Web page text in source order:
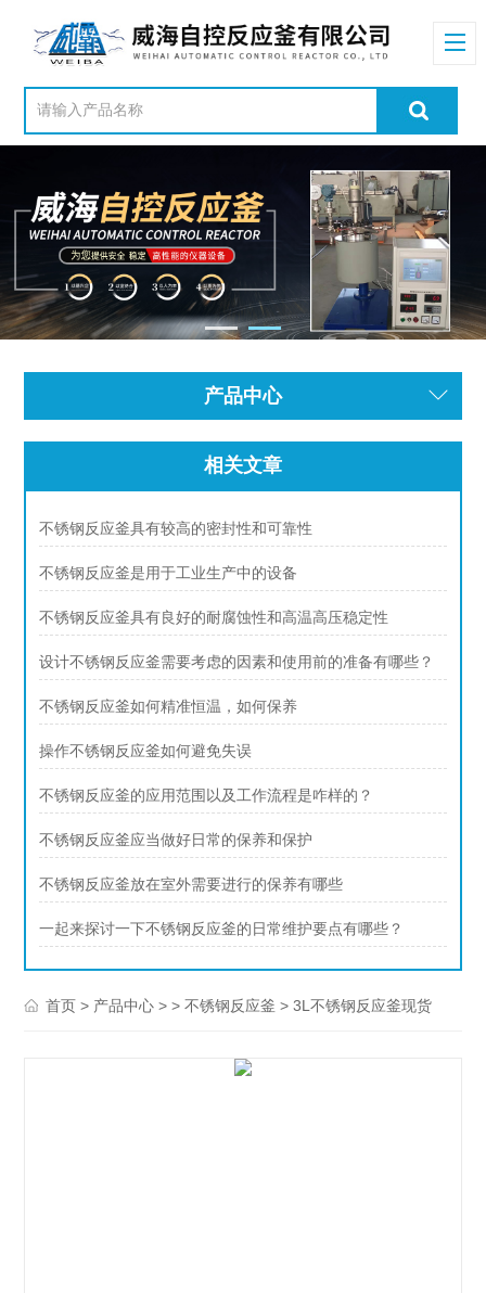
产品中心
相关文章
不锈钢反应釜具有较高的密封性和可靠性
不锈钢反应釜是用于工业生产中的设备
不锈钢反应釜具有良好的耐腐蚀性和高温高压稳定性
设计不锈钢反应釜需要考虑的因素和使用前的准备有哪些？
不锈钢反应釜如何精准恒温，如何保养
操作不锈钢反应釜如何避免失误
不锈钢反应釜的应用范围以及工作流程是咋样的？
不锈钢反应釜应当做好日常的保养和保护
不锈钢反应釜放在室外需要进行的保养有哪些
一起来探讨一下不锈钢反应釜的日常维护要点有哪些？
首页 > 产品中心 > >不锈钢反应釜 > 3L不锈钢反应釜现货